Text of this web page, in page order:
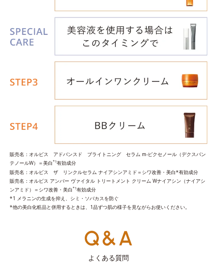
販売名：オルビス アドバンスド ブライトニング セラム m‐ピクセノール（デクスパン
テノールW）＝美白*1有効成分
販売名：オルビス ザ リンクルセラム ナイアシンアミド＝シワ改善・美白*有効成分
販売名：オルビス アンバー ヴァイタル トリートメント クリーム Wナイアシン（ナイアシ
ンアミド）＝シワ改善・美白*1有効成分
*1 メラニンの生成を抑え、シミ・ソバカスを防ぐ
*他の美白化粧品と併用するときは、1品ずつ肌の様子を見ながらお使いください。
よくある質問